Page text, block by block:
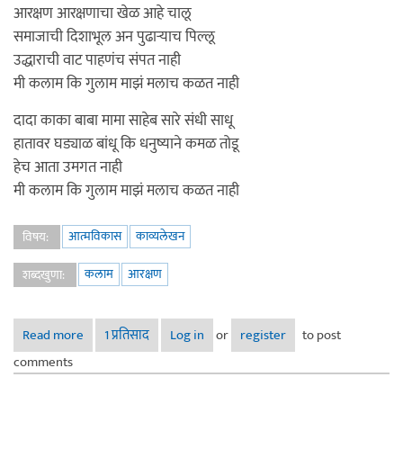
आरक्षण आरक्षणाचा खेळ आहे चालू
समाजाची दिशाभूल अन पुढाऱ्याच पिल्लू
उद्धाराची वाट पाहणंच संपत नाही
मी कलाम कि गुलाम माझं मलाच कळत नाही
दादा काका बाबा मामा साहेब सारे संधी साधू
हातावर घड्याळ बांधू कि धनुष्याने कमळ तोडू
हेच आता उमगत नाही
मी कलाम कि गुलाम माझं मलाच कळत नाही
विषय: आत्मविकास
काव्यलेखन
शब्दखुणा:
कलाम आरक्षण
Read more about कलाम कि गुलाम
1 प्रतिसाद Log in or register
to post
comments